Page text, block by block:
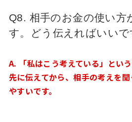
Q8. 相手のお金の使い方
す。どう伝えればいいで
A. 「私はこう考えている」とい
先に伝えてから、相手の考えを
やすいです。